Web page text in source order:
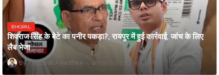
BHOPAL
शिवराज सिंह के बेटे का पनीर पकड़ा?, रायपुर में हुई कार्रवाई, जांच के लिए
लैब भेजा
Updesh Awasthee 8/06/2026 10:09:00 PM